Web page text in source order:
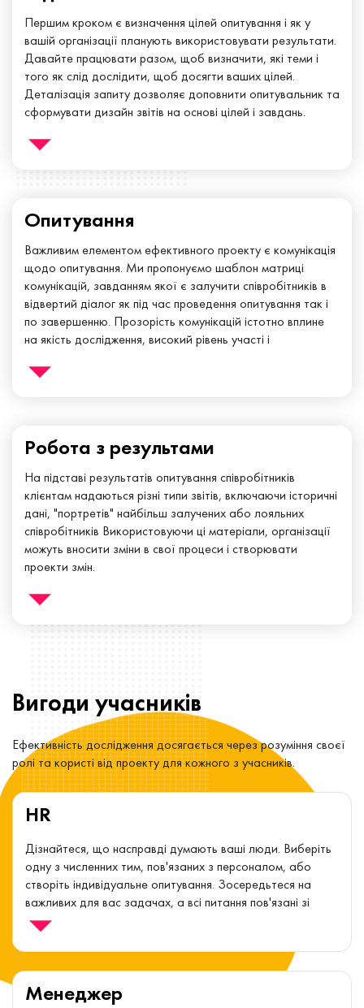
Першим кроком є ​​визначення цілей опитування і як у
вашій організації планують використовувати результати.
Давайте працювати разом, щоб визначити, які теми і
того як слід дослідити, щоб досягти ваших цілей.
Деталізація запиту дозволяє доповнити опитувальник та
сформувати дизайн звітів на основі цілей і завдань.
ресурси при проведенні опитування і роботі з його
Опитування
Важливим елементом ефективного проекту є комунікація
щодо опитування. Ми пропонуємо шаблон матриці
комунікацій, завданням якої є залучити співробітників в
відвертий діалог як під час проведення опитування так і
по завершенню. Прозорість комунікацій істотно вплине
на якість дослідження, високий рівень участі і
Платформа брендується та налаштовується під цілі
Робота з результами
На підставі результатів опитування співробітників
клієнтам надаються різні типи звітів, включаючи історичні
дані, "портретів" найбільш залучених або лояльних
співробітників Використовуючи ці матеріали, організації
можуть вносити зміни в свої процеси і створювати
проекти змін.
допоможуть з follow up. Також ми можемо
порекомендувати перевірених експертів які пройдуть весь
Вигоди учасників
Ефективність дослідження досягається через розуміння своєї
ролі та користі від проекту для кожного з учасників.
HR
Дізнайтеся, що насправді думають ваші люди. Виберіть
одну з численних тим, пов'язаних з персоналом, або
створіть індивідуальне опитування. Зосередьтеся на
важливих для вас задачах, а всі питання пов'язані зі
збором, обробкою і аналізом даних ми візьмемо на
Опитування можуть бути легкими в реалізації та
ефективними у використанні.
Менеджер